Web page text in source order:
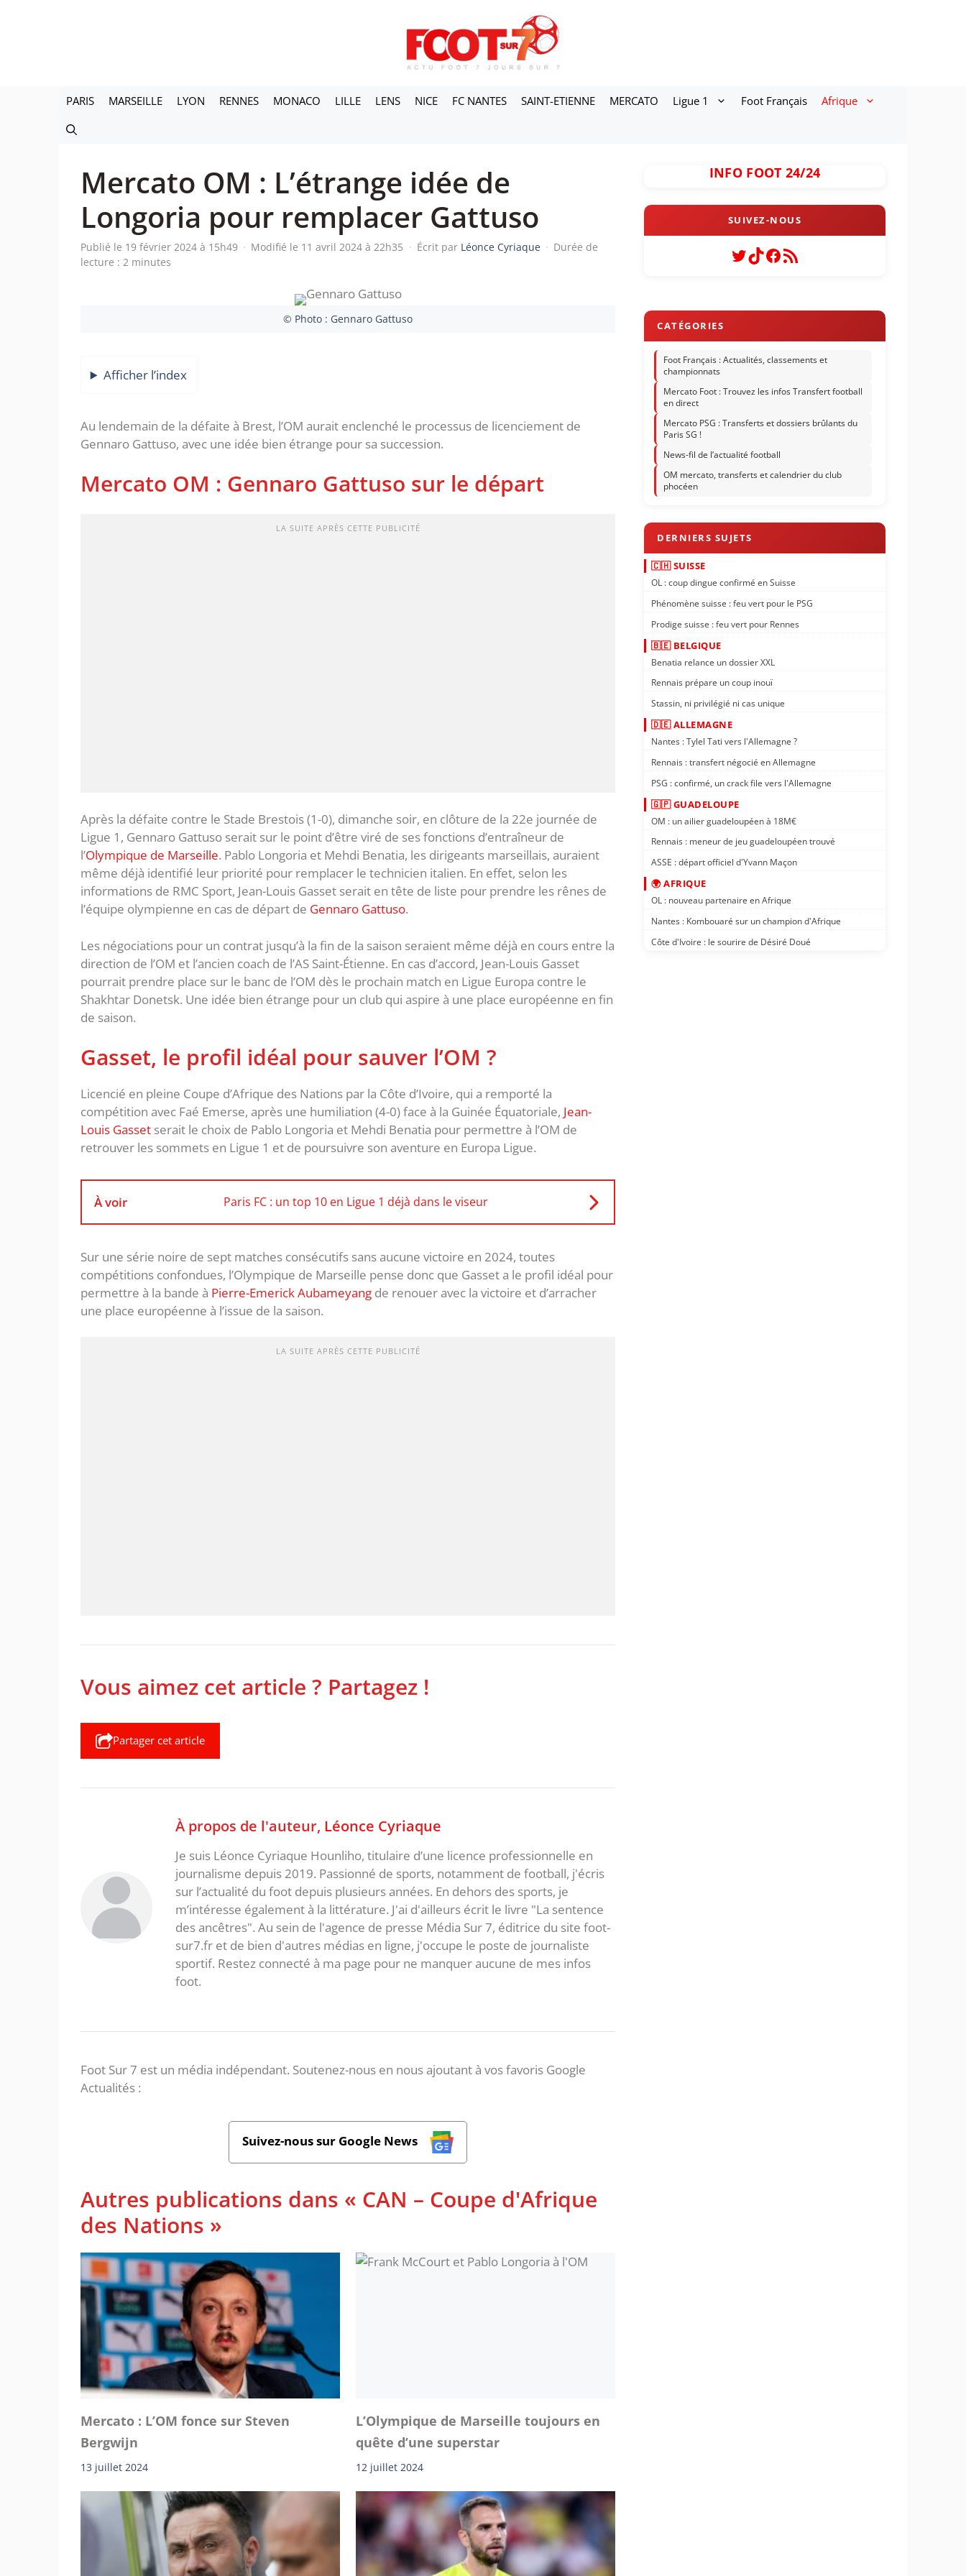
PARIS MARSEILLE LYON RENNES MONACO LILLE LENS NICE FC NANTES SAINT-ETIENNE MERCATO Ligue 1 Foot Français Afrique
Mercato OM : L’étrange idée de
Longoria pour remplacer Gattuso
Publié le 19 février 2024 à 15h49 · Modifié le 11 avril 2024 à 22h35 · Écrit par Léonce Cyriaque · Durée de
lecture : 2 minutes
© Photo : Gennaro Gattuso
Afficher l’index
Au lendemain de la défaite à Brest, l’OM aurait enclenché le processus de licenciement de
Gennaro Gattuso, avec une idée bien étrange pour sa succession.
Mercato OM : Gennaro Gattuso sur le départ
LA SUITE APRÈS CETTE PUBLICITÉ
Après la défaite contre le Stade Brestois (1-0), dimanche soir, en clôture de la 22e journée de
Ligue 1, Gennaro Gattuso serait sur le point d’être viré de ses fonctions d’entraîneur de
l’Olympique de Marseille. Pablo Longoria et Mehdi Benatia, les dirigeants marseillais, auraient
même déjà identifié leur priorité pour remplacer le technicien italien. En effet, selon les
informations de RMC Sport, Jean-Louis Gasset serait en tête de liste pour prendre les rênes de
l’équipe olympienne en cas de départ de Gennaro Gattuso.
Les négociations pour un contrat jusqu’à la fin de la saison seraient même déjà en cours entre la
direction de l’OM et l’ancien coach de l’AS Saint-Étienne. En cas d’accord, Jean-Louis Gasset
pourrait prendre place sur le banc de l’OM dès le prochain match en Ligue Europa contre le
Shakhtar Donetsk. Une idée bien étrange pour un club qui aspire à une place européenne en fin
de saison.
Gasset, le profil idéal pour sauver l’OM ?
Licencié en pleine Coupe d’Afrique des Nations par la Côte d’Ivoire, qui a remporté la
compétition avec Faé Emerse, après une humiliation (4-0) face à la Guinée Équatoriale, Jean-
Louis Gasset serait le choix de Pablo Longoria et Mehdi Benatia pour permettre à l’OM de
retrouver les sommets en Ligue 1 et de poursuivre son aventure en Europa Ligue.
À voir Paris FC : un top 10 en Ligue 1 déjà dans le viseur
Sur une série noire de sept matches consécutifs sans aucune victoire en 2024, toutes
compétitions confondues, l’Olympique de Marseille pense donc que Gasset a le profil idéal pour
permettre à la bande à Pierre-Emerick Aubameyang de renouer avec la victoire et d’arracher
une place européenne à l’issue de la saison.
LA SUITE APRÈS CETTE PUBLICITÉ
Vous aimez cet article ? Partagez !
Partager cet article
À propos de l'auteur, Léonce Cyriaque
Je suis Léonce Cyriaque Hounliho, titulaire d’une licence professionnelle en
journalisme depuis 2019. Passionné de sports, notamment de football, j'écris
sur l’actualité du foot depuis plusieurs années. En dehors des sports, je
m’intéresse également à la littérature. J'ai d'ailleurs écrit le livre "La sentence
des ancêtres". Au sein de l'agence de presse Média Sur 7, éditrice du site foot-
sur7.fr et de bien d'autres médias en ligne, j'occupe le poste de journaliste
sportif. Restez connecté à ma page pour ne manquer aucune de mes infos
foot.
Foot Sur 7 est un média indépendant. Soutenez-nous en nous ajoutant à vos favoris Google
Actualités :
Suivez-nous sur Google News
Autres publications dans « CAN – Coupe d'Afrique
des Nations »
Mercato : L’OM fonce sur Steven
Bergwijn
13 juillet 2024
L’Olympique de Marseille toujours en
quête d’une superstar
12 juillet 2024
INFO FOOT 24/24
Twitter
TikTok
Facebook
Flux RSS
Foot Français : Actualités, classements et
championnats
Mercato Foot : Trouvez les infos Transfert football
en direct
Mercato PSG : Transferts et dossiers brûlants du
Paris SG !
News-fil de l’actualité football
OM mercato, transferts et calendrier du club
phocéen
🇨🇭 SUISSE
OL : coup dingue confirmé en Suisse
Phénomène suisse : feu vert pour le PSG
Prodige suisse : feu vert pour Rennes
🇧🇪 BELGIQUE
Benatia relance un dossier XXL
Rennais prépare un coup inouï
Stassin, ni privilégié ni cas unique
🇩🇪 ALLEMAGNE
Nantes : Tylel Tati vers l'Allemagne ?
Rennais : transfert négocié en Allemagne
PSG : confirmé, un crack file vers l'Allemagne
🇬🇵 GUADELOUPE
OM : un ailier guadeloupéen à 18M€
Rennais : meneur de jeu guadeloupéen trouvé
ASSE : départ officiel d'Yvann Maçon
🌍 AFRIQUE
OL : nouveau partenaire en Afrique
Nantes : Kombouaré sur un champion d'Afrique
Côte d'Ivoire : le sourire de Désiré Doué